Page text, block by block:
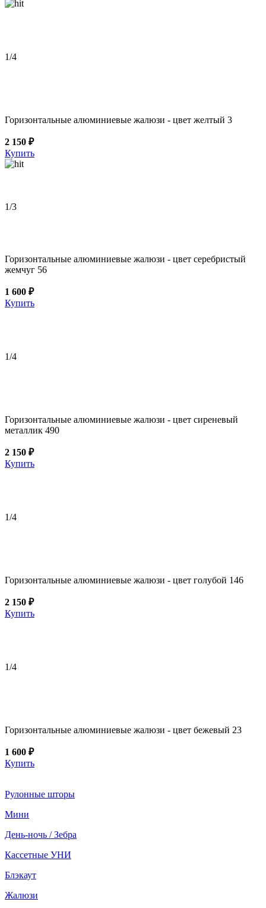
1/4
Горизонтальные алюминиевые жалюзи - цвет желтый 3
2 150 ₽
Купить
1/3
Горизонтальные алюминиевые жалюзи - цвет серебристый
жемчуг 56
1 600 ₽
Купить
1/4
Горизонтальные алюминиевые жалюзи - цвет сиреневый
металлик 490
2 150 ₽
Купить
1/4
Горизонтальные алюминиевые жалюзи - цвет голубой 146
2 150 ₽
Купить
1/4
Горизонтальные алюминиевые жалюзи - цвет бежевый 23
1 600 ₽
Купить
Рулонные шторы
Мини
День-ночь / Зебра
Кассетные УНИ
Блэкаут
Жалюзи